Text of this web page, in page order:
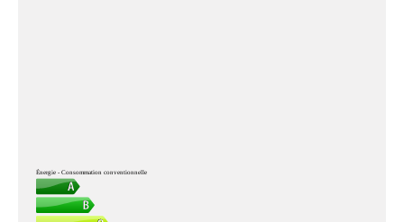
Énergie - Consommation conventionnelle